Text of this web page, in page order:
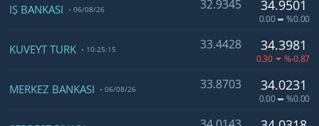
İŞ BANKASI 06/08/26 32.9345 34.9501
0.00 %0.00
KUVEYT TÜRK 10:25:15 33.4428 34.3981
0.30 %-0.87
MERKEZ BANKASI 06/08/26 33.8703 34.0231
0.00 %0.00